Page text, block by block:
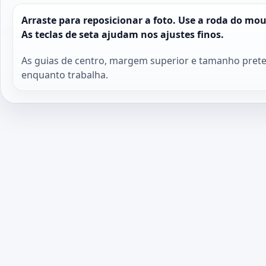
Arraste para reposicionar a foto. Use a roda do
As teclas de seta ajudam nos ajustes finos.
As guias de centro, margem superior e tamanho
enquanto trabalha.